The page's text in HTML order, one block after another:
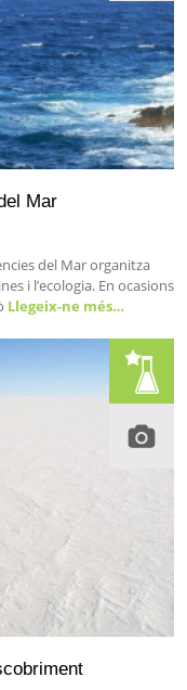
Mar
del Mar organitza
i l’ecologia. En ocasions
Llegeix-ne més…